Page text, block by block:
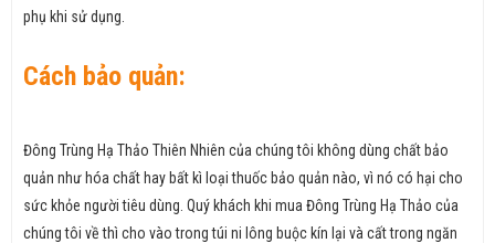
phụ khi sử dụng.
Cách bảo quản:
Đông Trùng Hạ Thảo Thiên Nhiên của chúng tôi không dùng chất bảo
quản như hóa chất hay bất kì loại thuốc bảo quản nào, vì nó có hại cho
sức khỏe người tiêu dùng. Quý khách khi mua Đông Trùng Hạ Thảo của
chúng tôi về thì cho vào trong túi ni lông buộc kín lại và cất trong ngăn